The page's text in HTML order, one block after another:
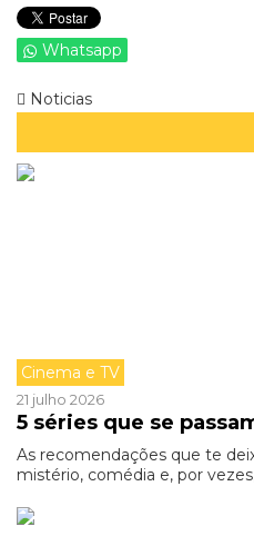
Whatsapp
Noticias
Cinema e TV
21 julho 2026
5 séries que se
As recomendações que te
mistério, comédia e, por